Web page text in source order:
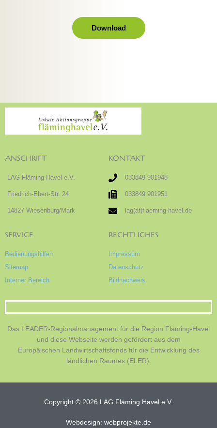
Download
ANSCHRIFT
LAG Fläming-Havel e.V.
Friedrich-Ebert-Str. 24
14827 Wiesenburg/Mark
KONTAKT
033849 901948
033849 901951
lag(at)flaeming-havel.de
SERVICE
Bedienungshilfen
Sitemap
Interner Bereich
RECHTLICHES
Impressum
Datenschutz
Bildnachweis
Das LEADER-Regionalmanagement für die Region Fläming-Havel
und diese Webseite werden gefördert aus dem
Europäischen Landwirtschaftsfonds für die Entwicklung des
ländlichen Raumes (ELER).
Copyright © 2026 LAG Fläming Havel e.V.
Webdesign: webprojekte.de